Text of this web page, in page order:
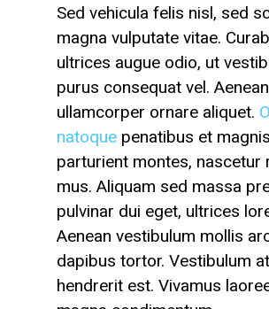
Sed vehicula felis nisl, sed
magna vulputate vitae.
ultrices augue odio, ut
purus consequat vel. Aenean
ullamcorper ornare aliquet.
natoque penatibus et
parturient montes, nascetur
mus. Aliquam sed massa
pulvinar dui eget, ultrices
Aenean vestibulum mollis
dapibus tortor. Vestibulum at
hendrerit est. Vivamus